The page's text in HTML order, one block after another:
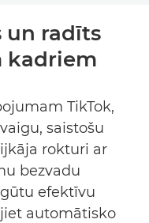
un radīts
kadriem
TikTok,
saistošu
rokturi ar
bezvadu
efektīvu
automātisko